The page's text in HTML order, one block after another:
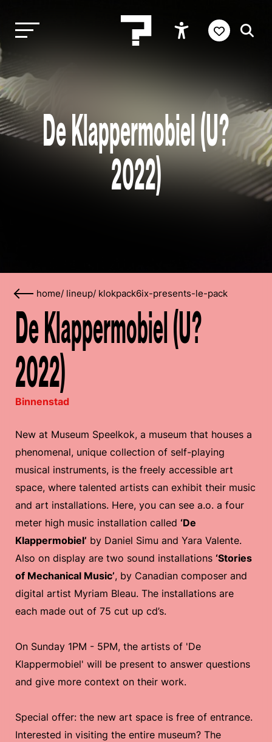
De Klappermobiel (U?
2022)
home/ lineup/ klokpack6ix-presents-le-pack
De Klappermobiel (U?
2022)
Binnenstad
New at Museum Speelkok, a museum that houses a
phenomenal, unique collection of self-playing
musical instruments, is the freely accessible art
space, where talented artists can exhibit their music
and art installations. Here, you can see a.o. a four
meter high music installation called ‘De
Klappermobiel’ by Daniel Simu and Yara Valente.
Also on display are two sound installations ‘Stories
of Mechanical Music’, by Canadian composer and
digital artist Myriam Bleau. The installations are
each made out of 75 cut up cd’s.
On Sunday 1PM - 5PM, the artists of 'De
Klappermobiel' will be present to answer questions
and give more context on their work.
Special offer: the new art space is free of entrance.
Interested in visiting the entire museum? The